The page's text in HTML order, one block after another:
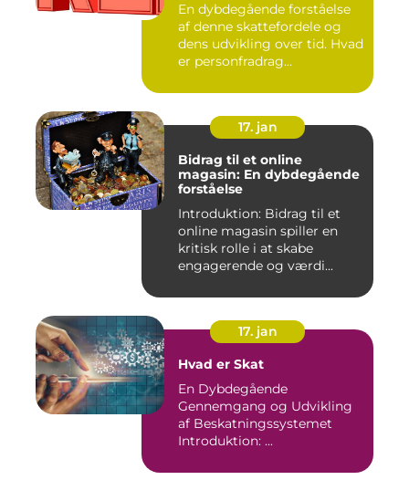
En dybdegående forståelse
af denne skattefordele og
dens udvikling over tid. Hvad
er personfradrag...
17. jan
Bidrag til et online
magasin: En dybdegående
forståelse
Introduktion: Bidrag til et
online magasin spiller en
kritisk rolle i at skabe
engagerende og værdi...
17. jan
Hvad er Skat
En Dybdegående
Gennemgang og Udvikling
af Beskatningssystemet
Introduktion: ...